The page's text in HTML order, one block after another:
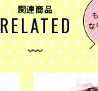
関連商品
RELATED